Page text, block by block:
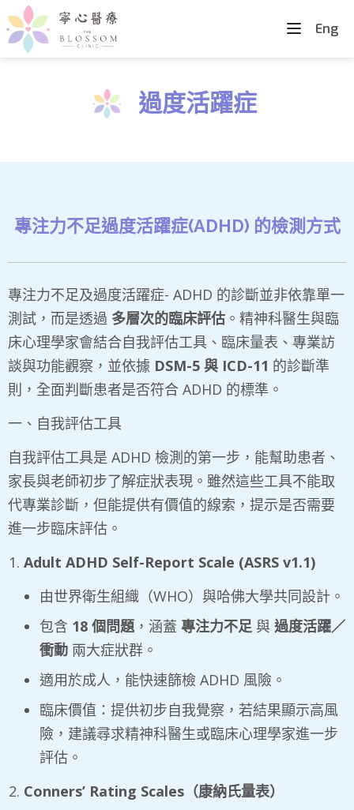
Eng
過度活躍症
專注力不足過度活躍症(ADHD) 的檢測方式
專注力不足及過度活躍症- ADHD 的診斷並非依靠單一
測試，而是透過 多層次的臨床評估 。精神科醫生與臨
床心理學家會結合自我評估工具、臨床量表、專業訪
談與功能觀察，並依據 DSM-5 與 ICD-11 的診斷準
則，全面判斷患者是否符合 ADHD 的標準。
一、自我評估工具
自我評估工具是 ADHD 檢測的第一步，能幫助患者、
家長與老師初步了解症狀表現。雖然這些工具不能取
代專業診斷，但能提供有價值的線索，提示是否需要
進一步臨床評估。
Adult ADHD Self-Report Scale (ASRS v1.1)
由世界衛生組織（WHO）與哈佛大學共同設計。
包含 18 個問題，涵蓋 專注力不足與 過度活躍／
衝動 兩大症狀群。
適用於成人，能快速篩檢 ADHD 風險。
臨床價值：提供初步自我覺察，若結果顯示高風
險，建議尋求精神科醫生或臨床心理學家進一步
評估。
Conners’ Rating Scales （康納氏量表）